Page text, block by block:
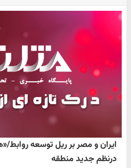
ایران و مصر بر ریل توسعه
درنظم جدید منطقه